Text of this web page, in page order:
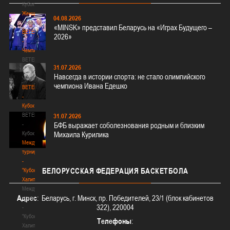
Кубок
Женщины
Женщины
BETERA
-
Чемпионат
BETERA
-
Чемпионат
BETERA
-
Кубок
BETERA
-
Кубок
Международный
турнир
-
"Кубок
Халипского"
Международный
турнир
-
"Кубок
Халипского"
04.08.2026
«MINSK» представил Беларусь на «Играх Будущего –
2026»
31.07.2026
Навсегда в истории спорта: не стало олимпийского
чемпиона Ивана Едешко
31.07.2026
БФБ выражает соболезнования родным и близким
Михаила Курилика
БЕЛОРУССКАЯ ФЕДЕРАЦИЯ БАСКЕТБОЛА
Адрес: Беларусь, г. Минск, пр. Победителей, 23/1 (блок кабинетов
322), 220004
Телефоны: